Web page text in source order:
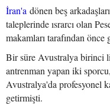
İran'a dönen beş
taleplerinde ısrarcı olan
makamları tarafından
Bir süre Avustralya birinci
antrenman yapan iki
Avustralya'da profesyonel
getirmişti.